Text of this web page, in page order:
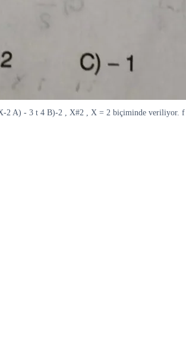
2 A) - 3 t 4 B)-2 , X#2 , X = 2 biçiminde veriliyor.